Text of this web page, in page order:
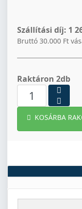
Szállítási díj: 1
Bruttó 30.000 Ft
Raktáron 2db
KOSÁRBA